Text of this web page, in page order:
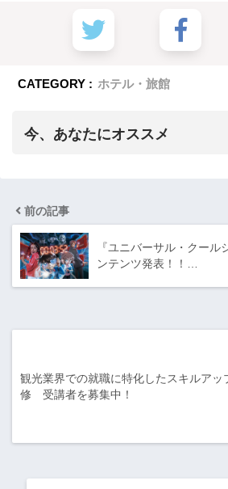
CATEGORY : ホテル・旅館
今、あなたにオススメ
前の記事
『ユニバーサル・クール
ンテンツ発表！！…
観光業界での就職に特化したスキルアッ
修 受講者を募集中！